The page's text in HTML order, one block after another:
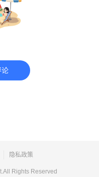
论
隐私政策
Rights Reserved